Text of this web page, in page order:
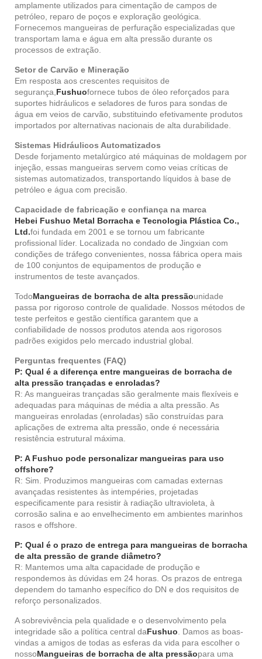
amplamente utilizados para cimentação de campos de
petróleo, reparo de poços e exploração geológica.
Fornecemos mangueiras de perfuração especializadas que
transportam lama e água em alta pressão durante os
processos de extração.
Setor de Carvão e Mineração
Em resposta aos crescentes requisitos de
segurança, Fushuofornece tubos de óleo reforçados para
suportes hidráulicos e seladores de furos para sondas de
água em veios de carvão, substituindo efetivamente produtos
importados por alternativas nacionais de alta durabilidade.
Sistemas Hidráulicos Automatizados
Desde forjamento metalúrgico até máquinas de moldagem por
injeção, essas mangueiras servem como veias críticas de
sistemas automatizados, transportando líquidos à base de
petróleo e água com precisão.
Capacidade de fabricação e confiança na marca
Hebei Fushuo Metal Borracha e Tecnologia Plástica Co.,
Ltd.foi fundada em 2001 e se tornou um fabricante
profissional líder. Localizada no condado de Jingxian com
condições de tráfego convenientes, nossa fábrica opera mais
de 100 conjuntos de equipamentos de produção e
instrumentos de teste avançados.
TodoMangueiras de borracha de alta pressãounidade
passa por rigoroso controle de qualidade. Nossos métodos de
teste perfeitos e gestão científica garantem que a
confiabilidade de nossos produtos atenda aos rigorosos
padrões exigidos pelo mercado industrial global.
Perguntas frequentes (FAQ)
P: Qual é a diferença entre mangueiras de borracha de
alta pressão trançadas e enroladas?
R: As mangueiras trançadas são geralmente mais flexíveis e
adequadas para máquinas de média a alta pressão. As
mangueiras enroladas (enroladas) são construídas para
aplicações de extrema alta pressão, onde é necessária
resistência estrutural máxima.
P: A Fushuo pode personalizar mangueiras para uso
offshore?
R: Sim. Produzimos mangueiras com camadas externas
avançadas resistentes às intempéries, projetadas
especificamente para resistir à radiação ultravioleta, à
corrosão salina e ao envelhecimento em ambientes marinhos
rasos e offshore.
P: Qual é o prazo de entrega para mangueiras de borracha
de alta pressão de grande diâmetro?
R: Mantemos uma alta capacidade de produção e
respondemos às dúvidas em 24 horas. Os prazos de entrega
dependem do tamanho específico do DN e dos requisitos de
reforço personalizados.
A sobrevivência pela qualidade e o desenvolvimento pela
integridade são a política central daFushuo . Damos as boas-
vindas a amigos de todas as esferas da vida para escolher o
nossoMangueiras de borracha de alta pressãopara uma